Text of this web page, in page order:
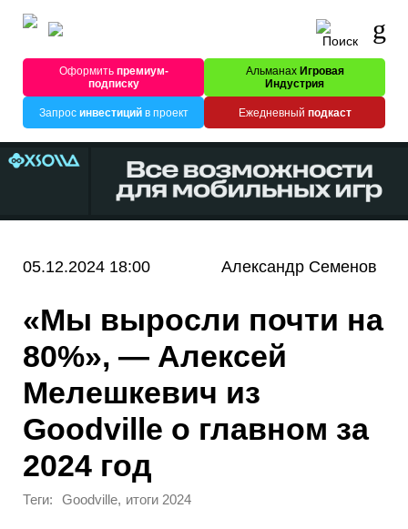
Оформитьпремиум-
подписку
Альманах Игровая
Индустрия
Запрос инвестицийв проект Ежедневный подкаст
05.12.2024 18:00 Александр Семенов
«Мы выросли почти на
80%», — Алексей
Мелешкевич из
Goodville о главном за
2024 год
Теги: Goodville, итоги 2024